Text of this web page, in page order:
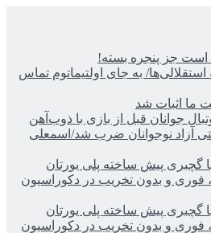
است جز پنجره بسته!
به جای اولتیماتوم تماس
ما اثبات شد
جوانان قبل از بازی با ذوب‌آهن
آزاد نوجوانان ضرب شد/اسمعلی
با گچبری پیش ساخته پلی یورتان
فوری و بدون تخریب در دکوراسیون
با گچبری پیش ساخته پلی یورتان
فوری و بدون تخریب در دکوراسیون